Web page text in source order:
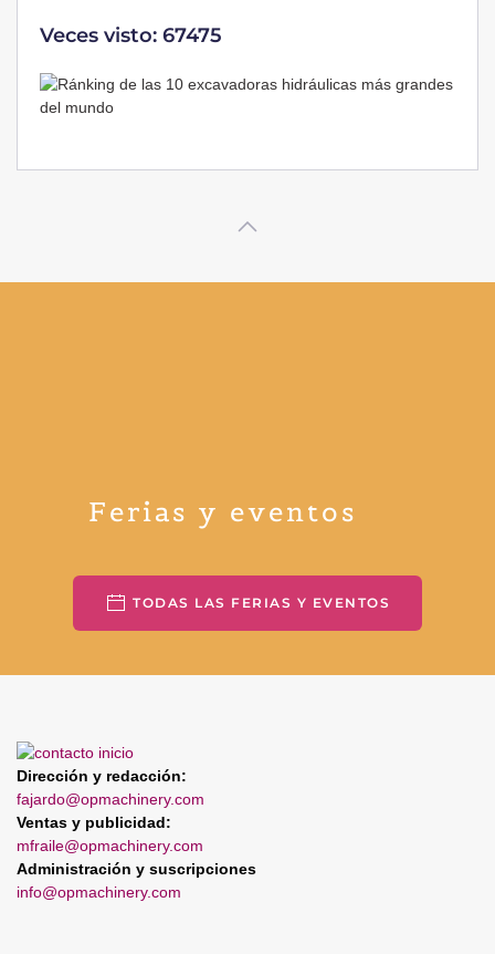
Veces visto: 32219
Ferias y eventos
TODAS LAS FERIAS Y EVENTOS
Dirección y redacción:
fajardo@opmachinery.com
Ventas y publicidad:
mfraile@opmachinery.com
Administración y suscripciones
info@opmachinery.com